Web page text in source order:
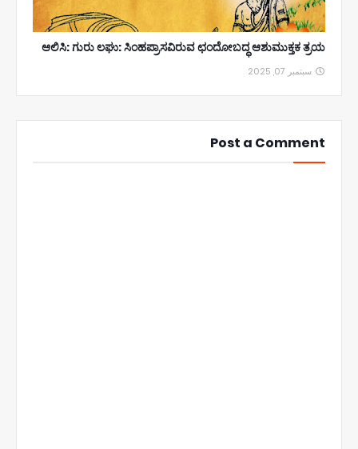
ಆಲಿಸಿ: ಗುರು ಲಘು: ಸಿಂಹಪ್ರಾಸವಿರುವ ಛಂದೋಬದ್ಧ ಆಶುಮುಕ್ತಕ ತ್ರಯ
سبتمبر 07, 2025
Post a Comment